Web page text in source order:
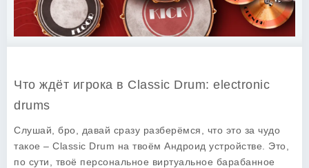
Что ждёт игрока в Classic Drum: electronic
drums
Слушай, бро, давай сразу разберёмся, что это за чудо
такое – Classic Drum на твоём Андроид устройстве. Это,
по сути, твоё персональное виртуальное барабанное